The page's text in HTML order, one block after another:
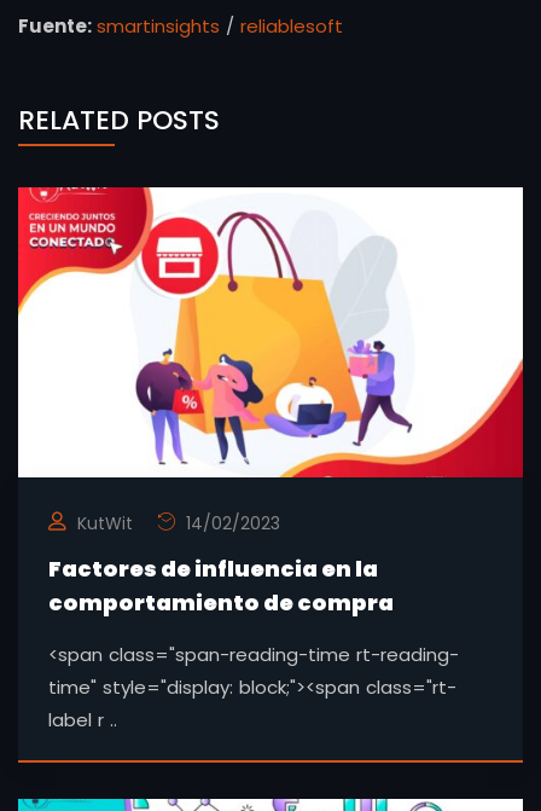
Fuente:smartinsights / reliablesoft
RELATED POSTS
KutWit 14/02/2023
Factores de influencia en la
comportamiento de compra
<span class="span-reading-time rt-reading-
time" style="display: block;"><span class="rt-
label r ..